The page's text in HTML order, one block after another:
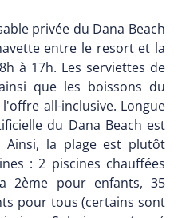
privée du Dana Beach
entre le resort et la
à 17h. Les serviettes de
que les boissons du
all-inclusive. Longue
du Dana Beach est
Ainsi, la plage est plutôt
: 2 piscines chauffées
2ème pour enfants, 35
pour tous (certains sont